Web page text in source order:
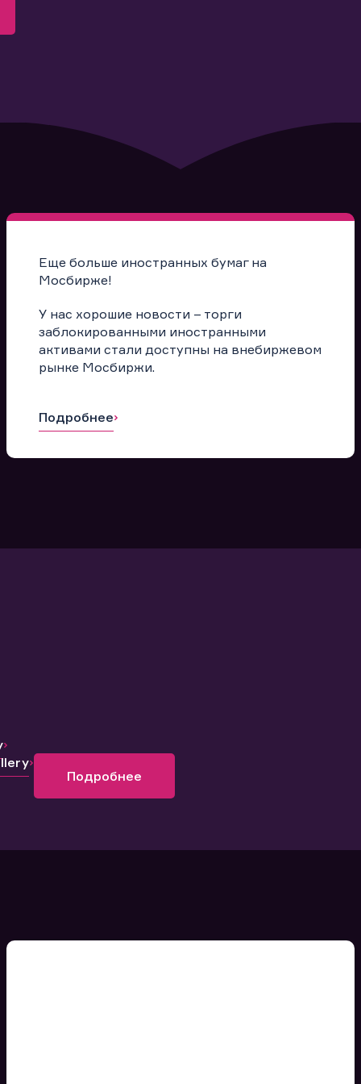
Еще больше иностранных бумаг на
Мосбирже!
У нас хорошие новости – торги
заблокированными иностранными
активами стали доступны на внебиржевом
рынке Мосбиржи.
Подробнее
Подробнее